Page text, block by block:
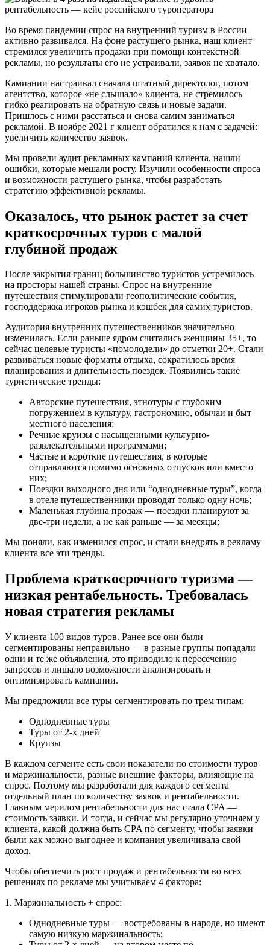
Во время пандемии спрос на внутренний туризм в России
активно развивался. На фоне растущего рынка, наш клиент
стремился увеличить продажи при помощи контекстной
рекламы, но результаты его не устраивали, заявок не хватало.
Кампании настраивал сначала штатный директолог, потом
агентство, которое «не слышало» клиента, не стремилось
гибко реагировать на обратную связь и новые задачи.
Пришлось с ними расстаться и снова самим заниматься
рекламой. В ноябре 2021 г клиент обратился к нам с задачей:
увеличить количество заявок.
Мы провели аудит рекламных кампаний клиента, нашли
ошибки, которые мешали росту. Изучили особенности спроса
и возможности растущего рынка, чтобы разработать
стратегию эффективной рекламы.
Оказалось, что рынок растет за счет
краткосрочных туров с малой
глубиной продаж
После закрытия границ большинство туристов устремилось
на просторы нашей страны. Спрос на внутренние
путешествия стимулировали геополитические события,
господдержка игроков рынка и кэшбек для самих туристов.
Аудитория внутренних путешественников значительно
изменилась. Если раньше ядром считались женщины 35+, то
сейчас целевые туристы «помолодели» до отметки 20+. Стали
развиваться новые форматы отдыха, сократилось время
планирования и длительность поездок. Появились такие
туристические тренды:
Авторские путешествия, этнотуры с глубоким
погружением в культуру, гастрономию, обычаи и быт
местного населения;
Речные круизы с насыщенными культурно-
развлекательными программами;
Частые и короткие путешествия, в которые
отправляются помимо основных отпусков или вместо
них;
Поездки выходного дня или “однодневные туры”, когда
в отеле путешественники проводят только одну ночь;
Маленькая глубина продаж — поездки планируют за
две-три недели, а не как раньше — за месяцы;
Мы поняли, как изменился спрос, и стали внедрять в рекламу
клиента все эти тренды.
Проблема краткосрочного туризма —
низкая рентабельность. Требовалась
новая стратегия рекламы
У клиента 100 видов туров. Ранее все они были
сегментированы неправильно — в разные группы попадали
одни и те же объявления, это приводило к пересечению
запросов и лишало возможности анализировать и
оптимизировать кампании.
Мы предложили все туры сегментировать по трем типам:
Однодневные туры
Туры от 2-х дней
Круизы
В каждом сегменте есть свои показатели по стоимости туров
и маржинальности, разные внешние факторы, влияющие на
спрос. Поэтому мы разработали для каждого сегмента
отдельный план по количеству заявок и рентабельности.
Главным мерилом рентабельности для нас стала CPA —
стоимость заявки. И тогда, и сейчас мы регулярно уточняем у
клиента, какой должна быть CPA по сегменту, чтобы заявки
были как можно выгоднее и компания увеличивала свой
доход.
Чтобы обеспечить рост продаж и рентабельности во всех
решениях по рекламе мы учитываем 4 фактора:
1. Маржинальность + спрос:
Однодневные туры — востребованы в народе, но имеют
самую низкую маржинальность;